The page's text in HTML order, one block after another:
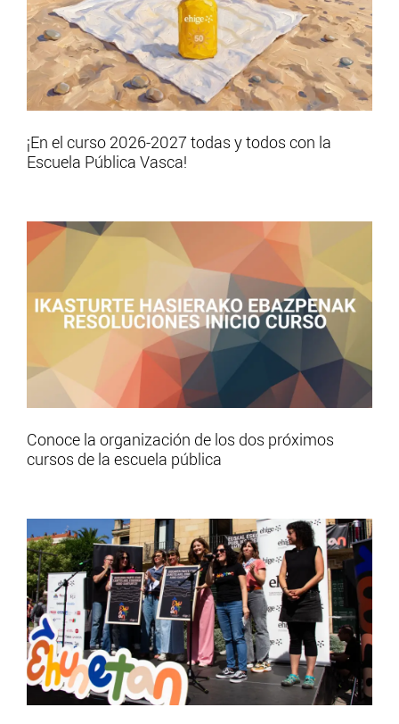
¡En el curso 2026-2027 todas y todos con la
Escuela Pública Vasca!
Conoce la organización de los dos próximos
cursos de la escuela pública